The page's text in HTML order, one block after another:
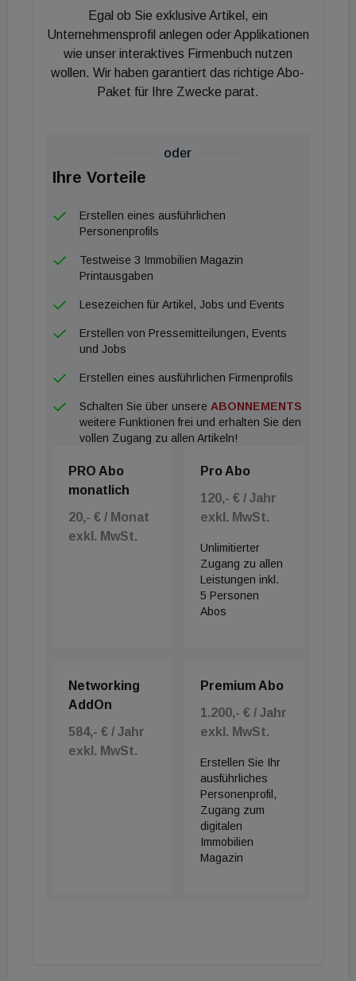
Eigenkapital." Aktuell überschatten ein Mangel an
bezahlbarem Wohnraum und steigende
Immobilienpreise den Markt. Die Pandemie und der
Ukraine-Krieg haben zudem zu gestörten
Lieferketten und somit einer Verlangsamung des
Nachhaltigkeit und Umweltfreundlichkeit. Der
Gebäudesektor ist für rund ein Drittel des
weltweiten CO2-Ausstoßes verantwortlich.
"Entsprechend bedeutend ist es, dass
Immobilienunternehmen, Architekten,
Energieerzeuger und Politik gemeinsam an neuen,
arbeiten - und zwar über alle Assetklassen hinweg",
Hella spielt dabei mit seinen Produkten eine
wichtige Rolle: "Die Bedeutung von systemischem
Sonnenschutz nimmt aufgrund der steigenden
immer weiter zu. Dahingehend ist Sonnenschutz ein
essenzieller Faktor, der bei der
Immobilienentwicklung und -vermarktung
berücksichtigt werden muss", erklärt Andreas
Kraler, geschäftsführender Gesellschafter der
Egal ob Sie exklusive Artikel, ein
Unternehmensprofil anlegen oder Applikationen
wie unser interaktives Firmenbuch nutzen
wollen. Wir haben garantiert das richtige Abo-
Paket für Ihre Zwecke parat.
oder
Ihre Vorteile
Erstellen eines ausführlichen
Personenprofils
Testweise 3 Immobilien Magazin
Printausgaben
Lesezeichen für Artikel, Jobs und Events
Erstellen von Pressemitteilungen, Events
und Jobs
Erstellen eines ausführlichen Firmenprofils
Schalten Sie über unsere ABONNEMENTS
weitere Funktionen frei und erhalten Sie den
vollen Zugang zu allen Artikeln!
PRO Abo
monatlich
20,- € / Monat
exkl. MwSt.
Pro Abo
120,- € / Jahr
exkl. MwSt.
Unlimitierter
Zugang zu allen
Leistungen inkl.
5 Personen
Abos
Networking
AddOn
584,- € / Jahr
exkl. MwSt.
Premium Abo
1.200,- € / Jahr
exkl. MwSt.
Erstellen Sie Ihr
ausführliches
Personenprofil,
Zugang zum
digitalen
Immobilien
Magazin